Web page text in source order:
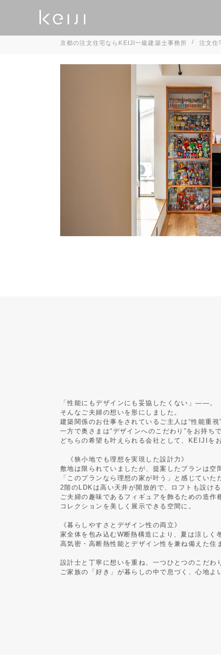
これから家を建
デ
注文住宅
YAKUSHIMA PROJECT
会社概要
オンラ
京都の注文住宅ならKEIJI一級建築士事務所 注文住
「性能にもデザインにも妥協したくない」——。
そんなご夫婦の想いを形にしました。
建築関係のお仕事をされているご主人は“性能重視
一方で奥さまは“デザインへのこだわり”をお持ち
どちらの希望も叶えられる会社として、KEIJIを
《狭小地でも理想を実現した設計力》
敷地は限られていましたが、提案したプランは空
「このプランなら理想の家が叶う」と感じてい
2階のLDKは高い天井が開放的で、ロフトも設け
ご夫婦の趣味であるフィギュアを飾るための造作
コレクションを美しく展示できる空間に。
《暮らしやすさとデザイン性の両立》
家全体を包み込むW断熱構造により、夏は涼しく
高気密・高断熱性能とデザイン性を兼ね備えた住
設計士と丁寧に想いを重ね、一つひとつのこだわ
ご家族の「好き」が暮らしの中で息づく、心地よ